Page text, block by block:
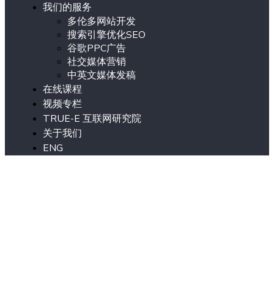
我们的服务
多伦多网站开发
搜索引擎优化SEO
谷歌PPC广告
社交媒体营销
中英文媒体发稿
在线课程
视频专栏
TRUE-E 互联网研究院
关于我们
ENG